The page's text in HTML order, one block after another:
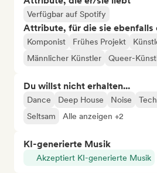
Verfügbar auf Spotify
Attribute, für die sie ebenfalls
Komponist Frühes Projekt
Männlicher Künstler
Queer-
Du willst nicht erhalten...
Dance Deep House Noise
Seltsam
Alle anzeigen +2
KI-generierte Musik
Akzeptiert KI-generierte Musik